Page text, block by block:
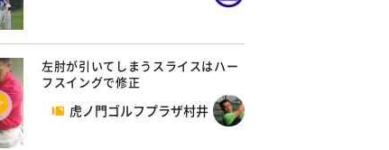
左肘が引いてしまうスライスはハー
フスイングで修正
虎ノ門ゴルフプラザ村井